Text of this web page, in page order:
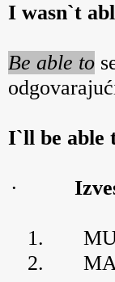
I wasn`t
Be able to
I`ll be able
·
1.
2.